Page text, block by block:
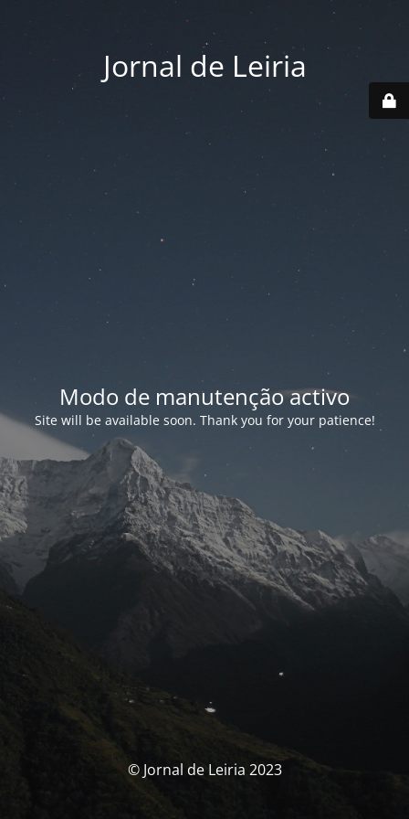
Jornal de Leiria
Modo de manutenção activo
Site will be available soon. Thank you for your patience!
© Jornal de Leiria 2023